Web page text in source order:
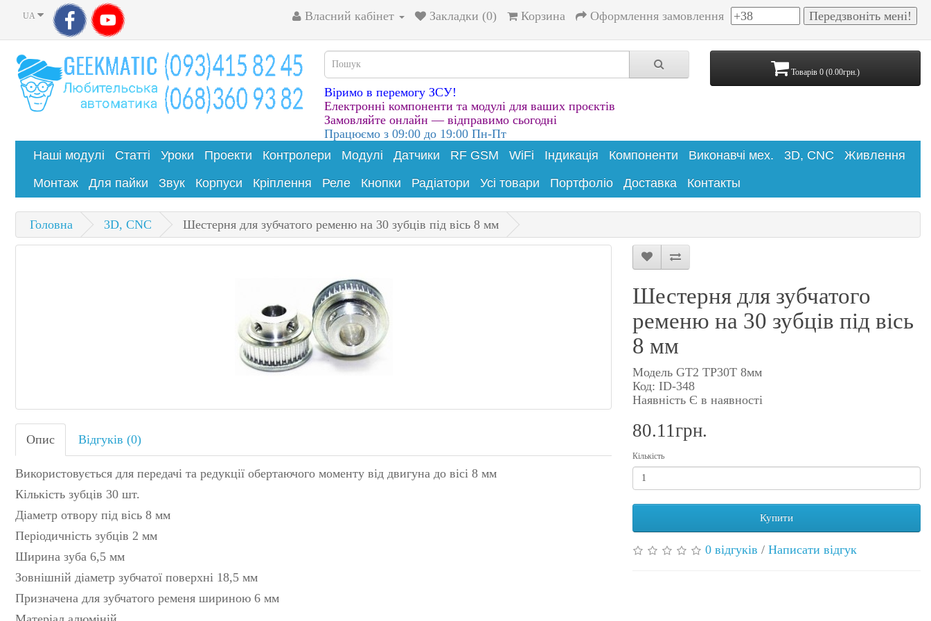
UA Власний кабінет Закладки (0) Корзина Оформлення замовлення
Віримо в перемогу ЗСУ!
Електронні компоненти та модулі для ваших проєктів
Замовляйте онлайн — відправимо сьогодні
Працюємо з 09:00 до 19:00 Пн-Пт
Товарів 0 (0.00грн.)
Наші модулі Статті Уроки Проекти Контролери Модулі Датчики RF GSM WiFi Індикація Компоненти Виконавчі мех. 3D, CNC
Живлення
Монтаж
Для пайки Звук Корпуси Кріплення Реле Кнопки Радіатори Усі товари Портфоліо Доставка Контакты
Головна 3D, CNC Шестерня для зубчатого ременю на 30 зубців під вісь 8 мм
Опис Відгуків (0)
Використовується для передачі та редукції обертаючого моменту від двигуна до вісі 8 мм
Кількість зубців 30 шт.
Діаметр отвору під вісь 8 мм
Періодичність зубців 2 мм
Ширина зуба 6,5 мм
Зовнішній діаметр зубчатої поверхні 18,5 мм
Призначена для зубчатого ременя шириною 6 мм
Шестерня для зубчатого
ременю на 30 зубців під вісь
8 мм
Модель GT2 TP30T 8мм
Код: ID-348
Наявність Є в наявності
80.11грн.
Кількість
Купити
0 відгуків /Написати відгук